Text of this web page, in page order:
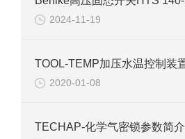
2024-11-19
2020-01-08
TECHAP-化学气密锁参数简介